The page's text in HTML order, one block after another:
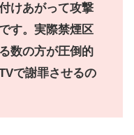
けあがって攻撃
す。実際禁煙区
数の方が圧倒的
で謝罪させるの